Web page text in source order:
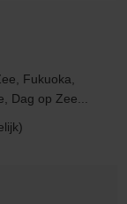
Fukuoka,
Dag op Zee...